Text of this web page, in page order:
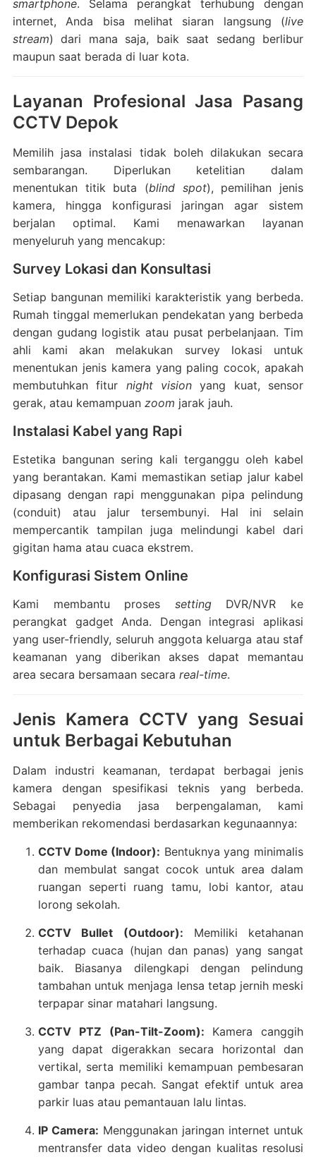
smartphone. Selama perangkat terhubung dengan
internet, Anda bisa melihat siaran langsung (live
stream) dari mana saja, baik saat sedang berlibur
maupun saat berada di luar kota.
Layanan Profesional Jasa Pasang
CCTV Depok
Memilih jasa instalasi tidak boleh dilakukan secara
sembarangan. Diperlukan ketelitian dalam
menentukan titik buta (blind spot), pemilihan jenis
kamera, hingga konfigurasi jaringan agar sistem
berjalan optimal. Kami menawarkan layanan
menyeluruh yang mencakup:
Survey Lokasi dan Konsultasi
Setiap bangunan memiliki karakteristik yang berbeda.
Rumah tinggal memerlukan pendekatan yang berbeda
dengan gudang logistik atau pusat perbelanjaan. Tim
ahli kami akan melakukan survey lokasi untuk
menentukan jenis kamera yang paling cocok, apakah
membutuhkan fitur night vision yang kuat, sensor
gerak, atau kemampuan zoom jarak jauh.
Instalasi Kabel yang Rapi
Estetika bangunan sering kali terganggu oleh kabel
yang berantakan. Kami memastikan setiap jalur kabel
dipasang dengan rapi menggunakan pipa pelindung
(conduit) atau jalur tersembunyi. Hal ini selain
mempercantik tampilan juga melindungi kabel dari
gigitan hama atau cuaca ekstrem.
Konfigurasi Sistem Online
Kami membantu proses settingDVR/NVR ke
perangkat gadget Anda. Dengan integrasi aplikasi
yang user-friendly, seluruh anggota keluarga atau staf
keamanan yang diberikan akses dapat memantau
area secara bersamaan secara real-time.
Jenis Kamera CCTV yang Sesuai
untuk Berbagai Kebutuhan
Dalam industri keamanan, terdapat berbagai jenis
kamera dengan spesifikasi teknis yang berbeda.
Sebagai penyedia jasa berpengalaman, kami
memberikan rekomendasi berdasarkan kegunaannya:
CCTV Dome (Indoor): Bentuknya yang minimalis
dan membulat sangat cocok untuk area dalam
ruangan seperti ruang tamu, lobi kantor, atau
lorong sekolah.
CCTV Bullet (Outdoor): Memiliki ketahanan
terhadap cuaca (hujan dan panas) yang sangat
baik. Biasanya dilengkapi dengan pelindung
tambahan untuk menjaga lensa tetap jernih meski
terpapar sinar matahari langsung.
CCTV PTZ (Pan-Tilt-Zoom): Kamera canggih
yang dapat digerakkan secara horizontal dan
vertikal, serta memiliki kemampuan pembesaran
gambar tanpa pecah. Sangat efektif untuk area
parkir luas atau pemantauan lalu lintas.
IP Camera: Menggunakan jaringan internet untuk
mentransfer data video dengan kualitas resolusi